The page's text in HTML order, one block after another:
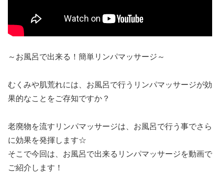
～お風呂で出来る！簡単リンパマッサージ～
むくみや肌荒れには、お風呂で行うリンパマッサージが効
果的なことをご存知ですか？
老廃物を流すリンパマッサージは、お風呂で行う事でさら
に効果を発揮します☆
そこで今回は、お風呂で出来るリンパマッサージを動画で
ご紹介します！